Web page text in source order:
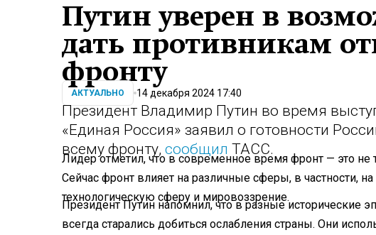
Путин уверен в
дать противникам
фронту
АКТУАЛЬНО 14 декабря 2024 17:40
Президент Владимир Путин во время
«Единая Россия» заявил о готовности
всему фронту, сообщил ТАСС.
Лидер отметил, что в современное время фронт — это не
Сейчас фронт влияет на различные сферы, в частности,
технологическую сферу и мировоззрение.
Президент Путин напомнил, что в разные исторические
всегда старались добиться ослабления страны. Они